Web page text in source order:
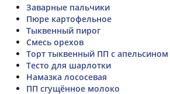
Заварные пальчики
Пюре картофельное
Тыквенный пирог
Смесь орехов
Торт тыквенный ПП с апельсином
Тесто для шарлотки
Намазка лососевая
ПП сгущённое молоко